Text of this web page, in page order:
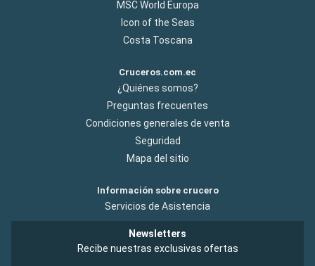
MSC World Europa
Icon of the Seas
Costa Toscana
Cruceros.com.ec
¿Quiénes somos?
Preguntas frecuentes
Condiciones generales de venta
Seguridad
Mapa del sitio
Información sobre crucero
Servicios de Asistencia
Newsletters
Recibe nuestras exclusivas ofertas